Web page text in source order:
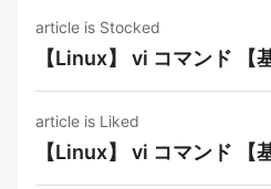
article is Stocked
【Linux】 vi コマンド 【
article is Liked
【Linux】 vi コマンド 【